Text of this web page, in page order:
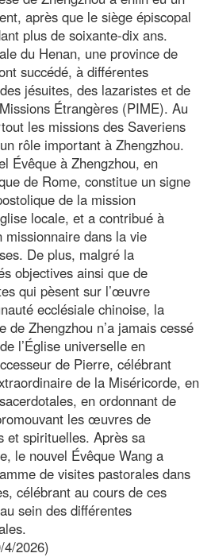
après que le siège épiscopal
plus de soixante-dix ans.
du Henan, une province de
succédé, à différentes
jésuites, des lazaristes et de
Étrangères (PIME). Au
les missions des Saveriens
rôle important à Zhengzhou.
Évêque à Zhengzhou, en
de Rome, constitue un signe
de la mission
locale, et a contribué à
missionnaire dans la vie
De plus, malgré la
objectives ainsi que de
qui pèsent sur l’œuvre
ecclésiale chinoise, la
de Zhengzhou n’a jamais cessé
l’Église universelle en
de Pierre, célébrant
de la Miséricorde, en
en ordonnant de
les œuvres de
et spirituelles. Après sa
le nouvel Évêque Wang a
de visites pastorales dans
célébrant au cours de ces
sein des différentes
2026)